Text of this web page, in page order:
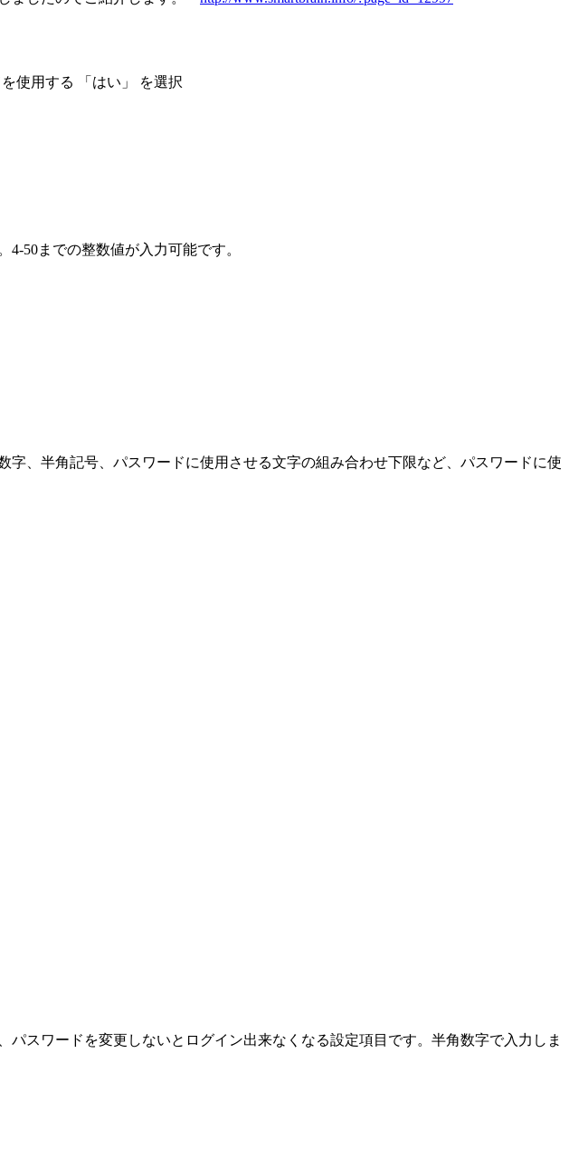
使用する 「はい」 を選択
50までの整数値が入力可能です。
、半角記号、パスワードに使用させる文字の組み合わせ下限など、パスワードに使
スワードを変更しないとログイン出来なくなる設定項目です。半角数字で入力しま